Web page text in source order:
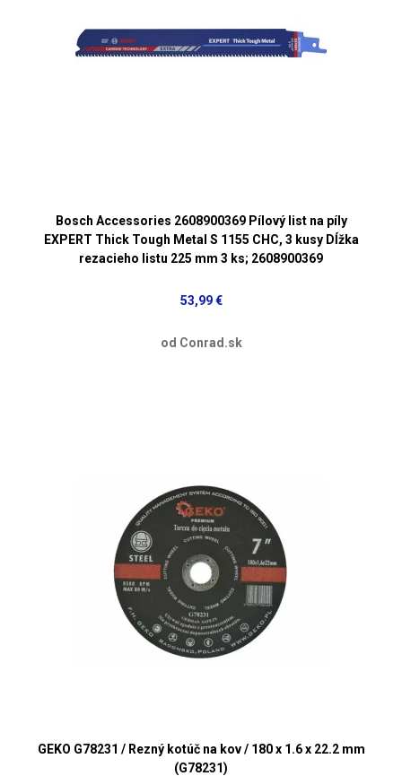
Bosch Accessories 2608900369 Pílový list na píly
EXPERT Thick Tough Metal S 1155 CHC, 3 kusy Dĺžka
rezacieho listu 225 mm 3 ks; 2608900369
53,99 €
od Conrad.sk
GEKO G78231 / Rezný kotúč na kov / 180 x 1.6 x 22.2 mm
(G78231)